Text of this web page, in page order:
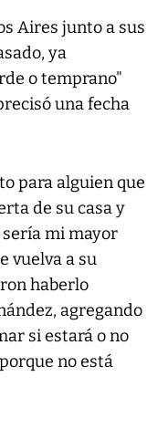
Aires junto a sus
ya
o temprano"
una fecha
para alguien que
de su casa y
sería mi mayor
vuelva a su
haberlo
agregando
si estará o no
no está